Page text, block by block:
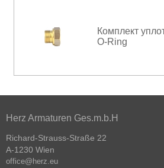
Комплект
O-Ring
Herz Armaturen Ges.m.b.H
Richard-Strauss-Straße 22
A-1230 Wien
office@herz.eu